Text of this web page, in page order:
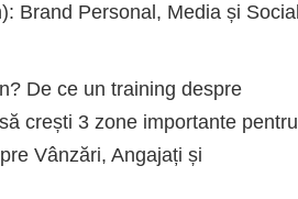
Brand Personal, Media și Social
De ce un training despre
crești 3 zone importante pentru
Vânzări, Angajați și